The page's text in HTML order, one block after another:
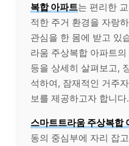
복합 아파트는 편리한
적한 주거 환경을 자랑
관심을 한 몸에 받고 있
라움 주상복합 아파트
등을 상세히 살펴보고,
석하여, 잠재적인 거주
보를 제공하고자 합니다.
스마트트라움 주상복합
동의 중심부에 자리 잡